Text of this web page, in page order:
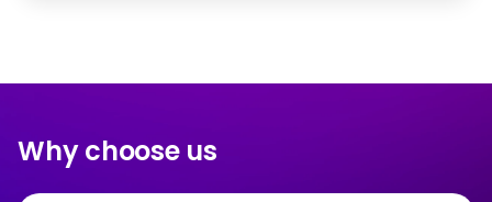
Why choose us